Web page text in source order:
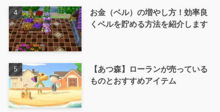
お金（ベル）の増やし方！効率良
くベルを貯める方法を紹介します
【あつ森】ローランが売っている
ものとおすすめアイテム